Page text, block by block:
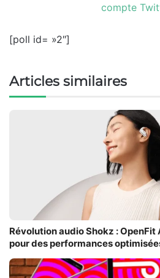
compte
[poll id= »2″]
Articles similaires
Révolution audio Shokz : OpenFit
pour des performances